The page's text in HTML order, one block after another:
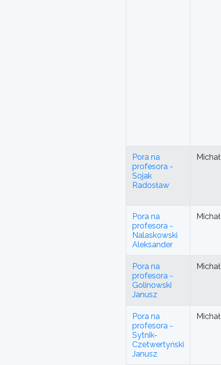
Pora na
profesora -
Sojak
Radosław
Pora na
profesora -
Nalaskowski
Aleksander
Pora na
profesora -
Golinowski
Janusz
Pora na
profesora -
Sytnik-
Czetwertyński
Janusz